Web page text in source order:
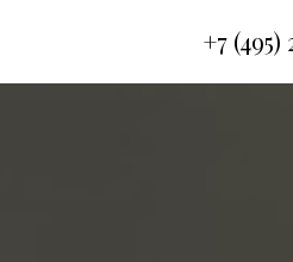
+7 (495)